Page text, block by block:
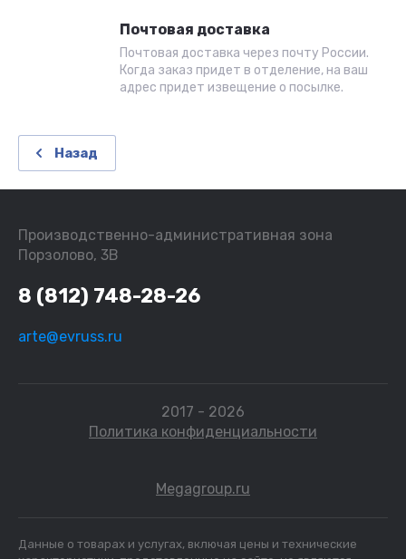
Почтовая доставка
Почтовая доставка через почту России.
Когда заказ придет в отделение, на ваш
адрес придет извещение о посылке.
Назад
Производственно-административная зона
Порзолово, 3В
8 (812) 748-28-26
arte@evruss.ru
2017 - 2026
Политика конфиденциальности
Megagroup.ru
Данные о товарах и услугах, включая цены и технические